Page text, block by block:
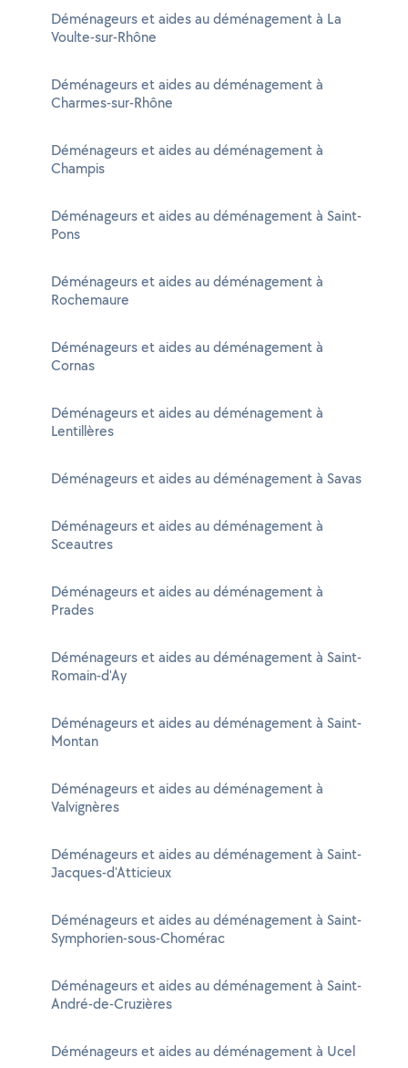
Déménageurs et aides au déménagement à La
Voulte-sur-Rhône
Déménageurs et aides au déménagement à
Charmes-sur-Rhône
Déménageurs et aides au déménagement à
Champis
Déménageurs et aides au déménagement à Saint-
Pons
Déménageurs et aides au déménagement à
Rochemaure
Déménageurs et aides au déménagement à
Cornas
Déménageurs et aides au déménagement à
Lentillères
Déménageurs et aides au déménagement à Savas
Déménageurs et aides au déménagement à
Sceautres
Déménageurs et aides au déménagement à
Prades
Déménageurs et aides au déménagement à Saint-
Romain-d'Ay
Déménageurs et aides au déménagement à Saint-
Montan
Déménageurs et aides au déménagement à
Valvignères
Déménageurs et aides au déménagement à Saint-
Jacques-d'Atticieux
Déménageurs et aides au déménagement à Saint-
Symphorien-sous-Chomérac
Déménageurs et aides au déménagement à Saint-
André-de-Cruzières
Déménageurs et aides au déménagement à Ucel